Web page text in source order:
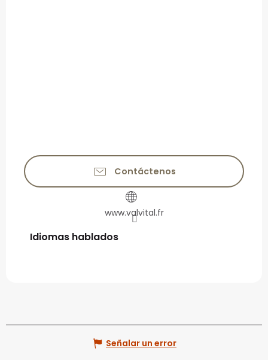
Contáctenos
www.valvital.fr
Idiomas hablados
Idiomas hablados
Señalar un error